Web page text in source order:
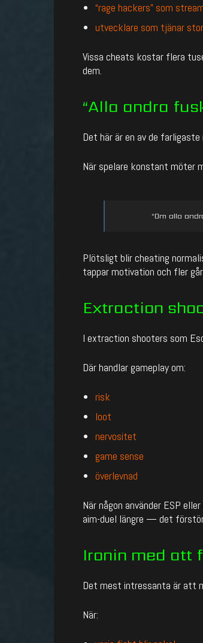
“rage hackers” som
utvecklare som tjänar
Vissa cheats kostar flera
dem.
“Alla andra
Det här är en av de
När spelare konstant möter
“Om alla
Plötsligt blir cheating
tappar motivation och fler
Extraction
I extraction shooters som
Där handlar gameplay om:
risk
loot
nervositet
game sense
överlevnad
När någon använder ESP
aim-duel längre — det förstör
Ironin med att
Det mest intressanta är att
När: